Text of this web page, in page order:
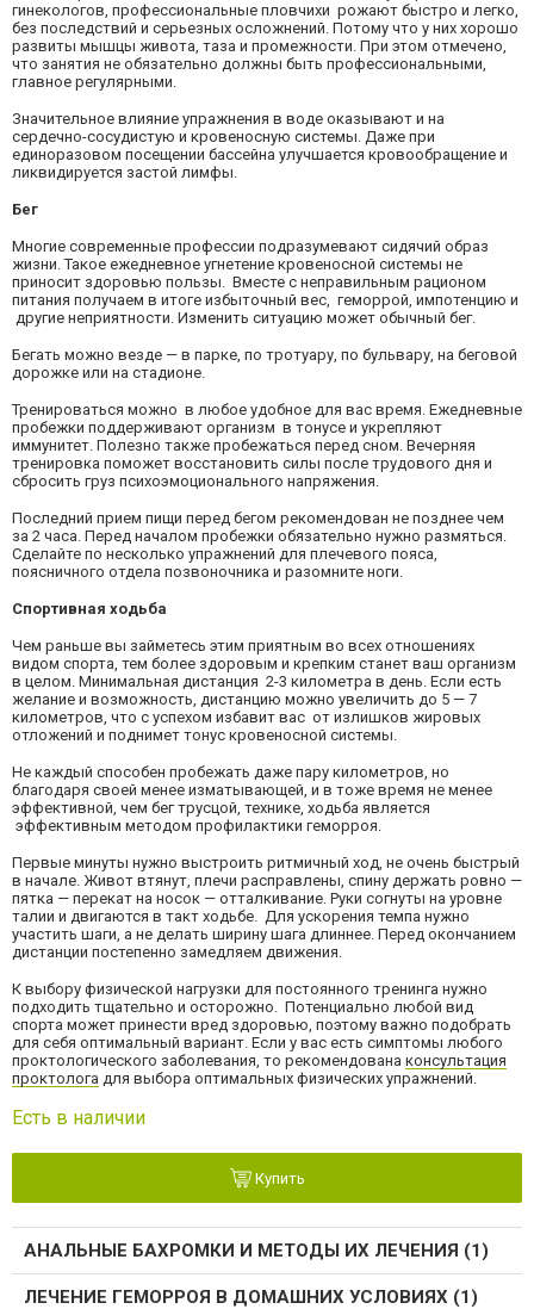
гинекологов, профессиональные пловчихи рожают быстро и легко,
без последствий и серьезных осложнений. Потому что у них хорошо
развиты мышцы живота, таза и промежности. При этом отмечено,
что занятия не обязательно должны быть профессиональными,
главное регулярными.
Значительное влияние упражнения в воде оказывают и на
сердечно-сосудистую и кровеносную системы. Даже при
единоразовом посещении бассейна улучшается кровообращение и
ликвидируется застой лимфы.
Бег
Многие современные профессии подразумевают сидячий образ
жизни. Такое ежедневное угнетение кровеносной системы не
приносит здоровью пользы. Вместе с неправильным рационом
питания получаем в итоге избыточный вес, геморрой, импотенцию и
другие неприятности. Изменить ситуацию может обычный бег.
Бегать можно везде — в парке, по тротуару, по бульвару, на беговой
дорожке или на стадионе.
Тренироваться можно в любое удобное для вас время. Ежедневные
пробежки поддерживают организм в тонусе и укрепляют
иммунитет. Полезно также пробежаться перед сном. Вечерняя
тренировка поможет восстановить силы после трудового дня и
сбросить груз психоэмоционального напряжения.
Последний прием пищи перед бегом рекомендован не позднее чем
за 2 часа. Перед началом пробежки обязательно нужно размяться.
Сделайте по несколько упражнений для плечевого пояса,
поясничного отдела позвоночника и разомните ноги.
Спортивная ходьба
Чем раньше вы займетесь этим приятным во всех отношениях
видом спорта, тем более здоровым и крепким станет ваш организм
в целом. Минимальная дистанция 2-3 километра в день. Если есть
желание и возможность, дистанцию можно увеличить до 5 — 7
километров, что с успехом избавит вас от излишков жировых
отложений и поднимет тонус кровеносной системы.
Не каждый способен пробежать даже пару километров, но
благодаря своей менее изматывающей, и в тоже время не менее
эффективной, чем бег трусцой, технике, ходьба является
эффективным методом профилактики геморроя.
Первые минуты нужно выстроить ритмичный ход, не очень быстрый
в начале. Живот втянут, плечи расправлены, спину держать ровно —
пятка — перекат на носок — отталкивание. Руки согнуты на уровне
талии и двигаются в такт ходьбе. Для ускорения темпа нужно
участить шаги, а не делать ширину шага длиннее. Перед окончанием
дистанции постепенно замедляем движения.
К выбору физической нагрузки для постоянного тренинга нужно
подходить тщательно и осторожно. Потенциально любой вид
спорта может принести вред здоровью, поэтому важно подобрать
для себя оптимальный вариант. Если у вас есть симптомы любого
проктологического заболевания, то рекомендована консультация
проктолога для выбора оптимальных физических упражнений.
Есть в наличии
Купить
АНАЛЬНЫЕ БАХРОМКИ И МЕТОДЫ ИХ ЛЕЧЕНИЯ (1)
ЛЕЧЕНИЕ ГЕМОРРОЯ В ДОМАШНИХ УСЛОВИЯХ (1)